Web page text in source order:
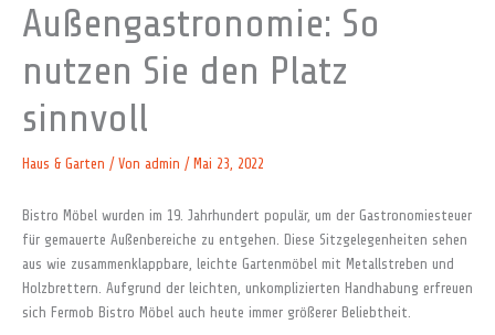
Außengastronomie: So
nutzen Sie den Platz
sinnvoll
Haus & Garten / Von admin / Mai 23, 2022
Bistro Möbel wurden im 19. Jahrhundert populär, um der Gastronomiesteuer
für gemauerte Außenbereiche zu entgehen. Diese Sitzgelegenheiten sehen
aus wie zusammenklappbare, leichte Gartenmöbel mit Metallstreben und
Holzbrettern. Aufgrund der leichten, unkomplizierten Handhabung erfreuen
sich Fermob Bistro Möbel auch heute immer größerer Beliebtheit.